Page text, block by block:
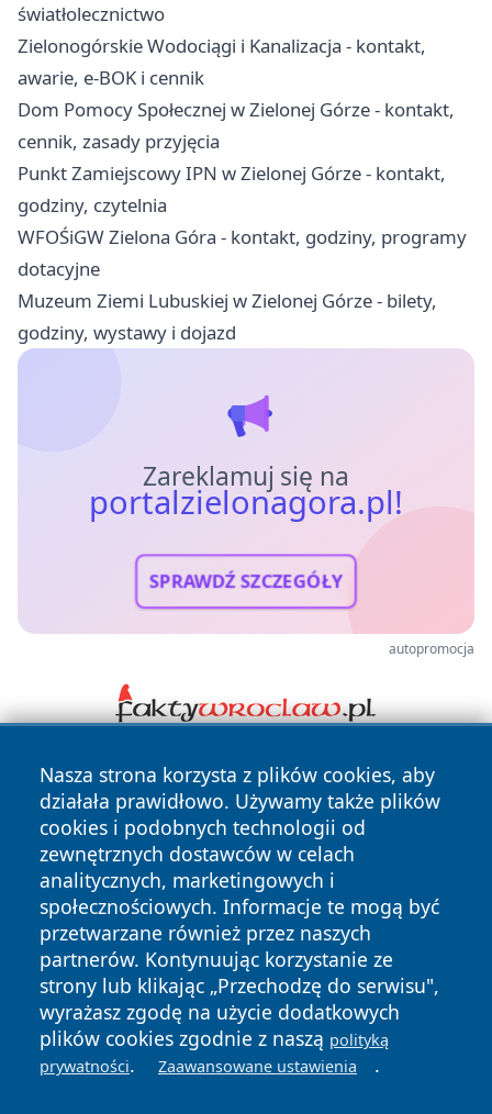
światłolecznictwo
Zielonogórskie Wodociągi i Kanalizacja - kontakt,
awarie, e-BOK i cennik
Dom Pomocy Społecznej w Zielonej Górze - kontakt,
cennik, zasady przyjęcia
Punkt Zamiejscowy IPN w Zielonej Górze - kontakt,
godziny, czytelnia
WFOŚiGW Zielona Góra - kontakt, godziny, programy
dotacyjne
Muzeum Ziemi Lubuskiej w Zielonej Górze - bilety,
godziny, wystawy i dojazd
Zareklamuj się na
portalzielonagora.pl!
SPRAWDŹ SZCZEGÓŁY
autopromocja
Nasza strona korzysta z plików cookies, aby
działała prawidłowo. Używamy także plików
cookies i podobnych technologii od
zewnętrznych dostawców w celach
analitycznych, marketingowych i
społecznościowych. Informacje te mogą być
przetwarzane również przez naszych
partnerów. Kontynuując korzystanie ze
strony lub klikając „Przechodzę do serwisu",
wyrażasz zgodę na użycie dodatkowych
plików cookies zgodnie z naszą polityką
prywatności. Zaawansowane ustawienia .
Copyright © 2026 portalzielonagora.pl Wszystkie prawa
zastrzeżone.
News Autorzy
Polityka
Prywatności
Polityka
Cookies